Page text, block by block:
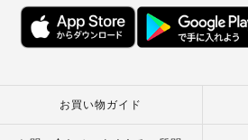
お買い物ガイド